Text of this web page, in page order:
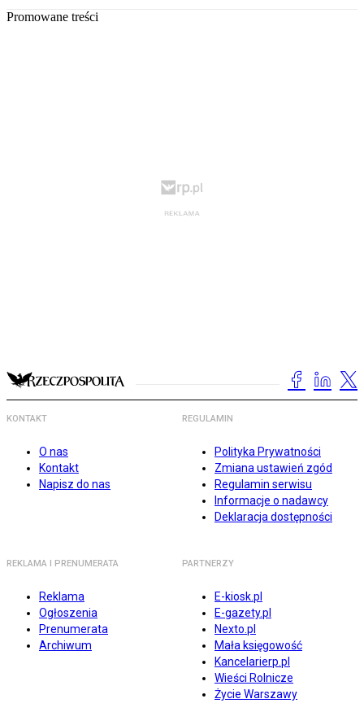
Promowane treści
KONTAKT
O nas
Kontakt
Napisz do nas
REGULAMIN
Polityka Prywatności
Zmiana ustawień zgód
Regulamin serwisu
Informacje o nadawcy
Deklaracja dostępności
REKLAMA I PRENUMERATA
Reklama
Ogłoszenia
Prenumerata
Archiwum
PARTNERZY
E-kiosk.pl
E-gazety.pl
Nexto.pl
Mała księgowość
Kancelarierp.pl
Wieści Rolnicze
Życie Warszawy